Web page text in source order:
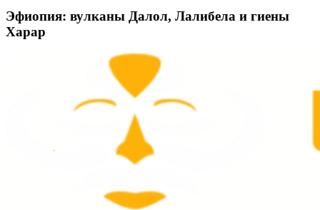
Эфиопия: вулканы Далол, Лалибела и гиены
Харар